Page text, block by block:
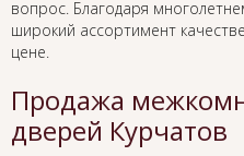
вопрос. Благодаря
широкий ассортимент
цене.
Продажа
дверей Курчатов